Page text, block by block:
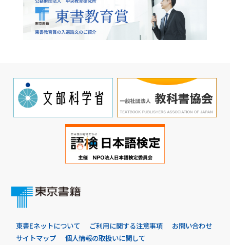
東書Eネットについて ご利用に関する注意事項
お問い合わせ
サイトマップ
個人情報の取扱いに関して